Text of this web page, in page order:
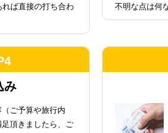
ば直接の打ち合わ
不明な点は何
み
ご予算や旅行内
頂きましたら、ご